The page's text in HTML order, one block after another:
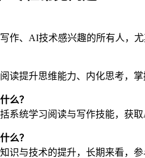
作、AI技术感兴趣的所有人，
读提升思维能力、内化思考，
么？
系统学习阅读与写作技能，获
么？
识与技术的提升，长期来看，